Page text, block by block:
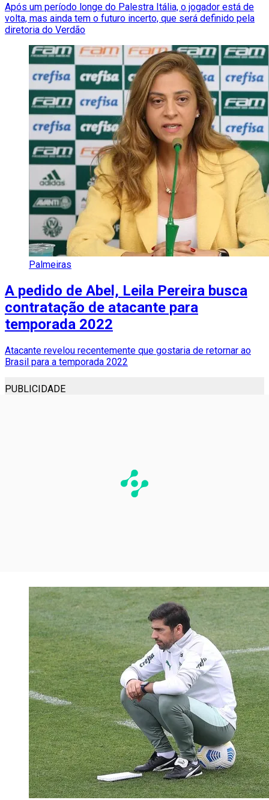
Após um período longe do Palestra Itália, o jogador está de
volta, mas ainda tem o futuro incerto, que será definido pela
diretoria do Verdão
Palmeiras
A pedido de Abel, Leila Pereira busca
contratação de atacante para
temporada 2022
Atacante revelou recentemente que gostaria de retornar ao
Brasil para a temporada 2022
PUBLICIDADE